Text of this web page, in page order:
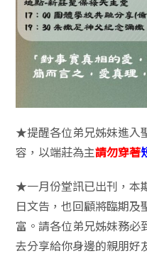
★提醒各位弟兄姊妹進入
容，以端莊為主請勿穿著
★一月份堂訊已出刊，本
日文告，也回顧將臨期及
富。請各位弟兄姊妹務必
去分享給你身邊的親朋好